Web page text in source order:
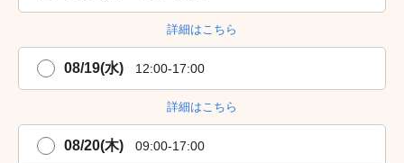
詳細はこちら
08/19(水) 12:00-17:00
詳細はこちら
08/20(木) 09:00-17:00